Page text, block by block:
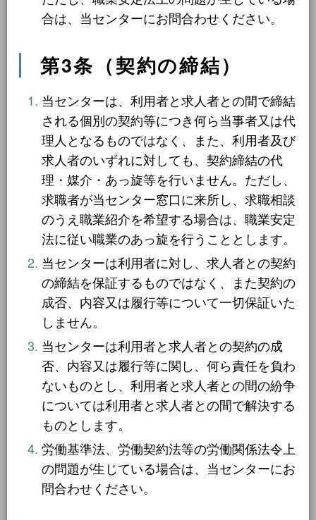
東海地方 6件
愛知県
四国地方 1件
愛媛県 1件
中国地方 2件
岡山県 2件
より詳細な探し方へ
NEWS
事業者一覧
利用規約
プライバシーポリシー
6ヶ月間 6件
令和8年9月30日まで
令和8年12月31日まで
令和9年2月28日まで 1件
令和9年3月31日まで 2件
期間の定めなし 31件
職種から探す
建設・土木・電気工事 111件
配送・輸送・機械運転等 25件
警備 17件
清掃・洗浄 3件
運搬・包装・選別等 5件
介護・福祉
農林漁業 1件
合は、当センターにお問合わせください。
第3条（契約の締結）
当センターは、利用者と求人者との間で締結
される個別の契約等につき何ら当事者又は代
理人となるものではなく、また、利用者及び
求人者のいずれに対しても、契約締結の代
理・媒介・あっ旋等を行いません。ただし、
求職者が当センター窓口に来所し、求職相談
のうえ職業紹介を希望する場合は、職業安定
法に従い職業のあっ旋を行うこととします。
当センターは利用者に対し、求人者との契約
の締結を保証するものではなく、また契約の
成否、内容又は履行等について一切保証いた
しません。
当センターは利用者と求人者との契約の成
否、内容又は履行等に関し、何ら責任を負わ
ないものとし、利用者と求人者との間の紛争
については利用者と求人者との間で解決する
ものとします。
労働基準法、労働契約法等の労働関係法令上
の問題が生じている場合は、当センターにお
問合わせください。